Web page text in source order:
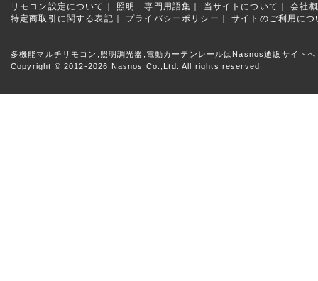
リモコン設定について｜ 照明 専門用語集｜ 当サイトについて｜
会社
特定商取引に関する表記｜
プライバシーポリシー｜ サイトのご利用につ
多機能マルチリモコン,照明調光器,電動カーテンレールはNasnos通販サイトへ
Copyright © 2012-2026 Nasnos Co.,Ltd. All rights reserved.